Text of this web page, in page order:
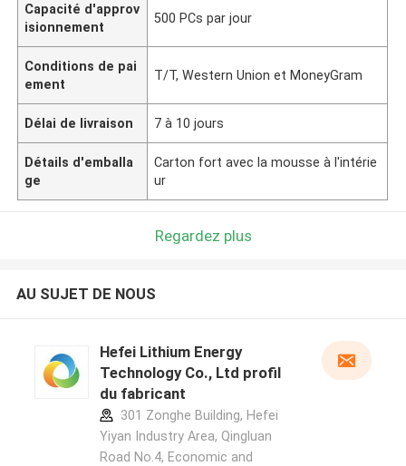
Capacité d'approv
isionnement
500 PCs par jour
Conditions de pai
ement
T/T, Western Union et MoneyGram
Délai de livraison 7 à 10 jours
Détails d'emballa
ge
Carton fort avec la mousse à l'intérie
ur
Regardez plus
AU SUJET DE NOUS
Hefei Lithium Energy
Technology Co., Ltd profil
du fabricant
301 Zonghe Building, Hefei
Yiyan Industry Area, Qingluan
Road No.4, Economic and